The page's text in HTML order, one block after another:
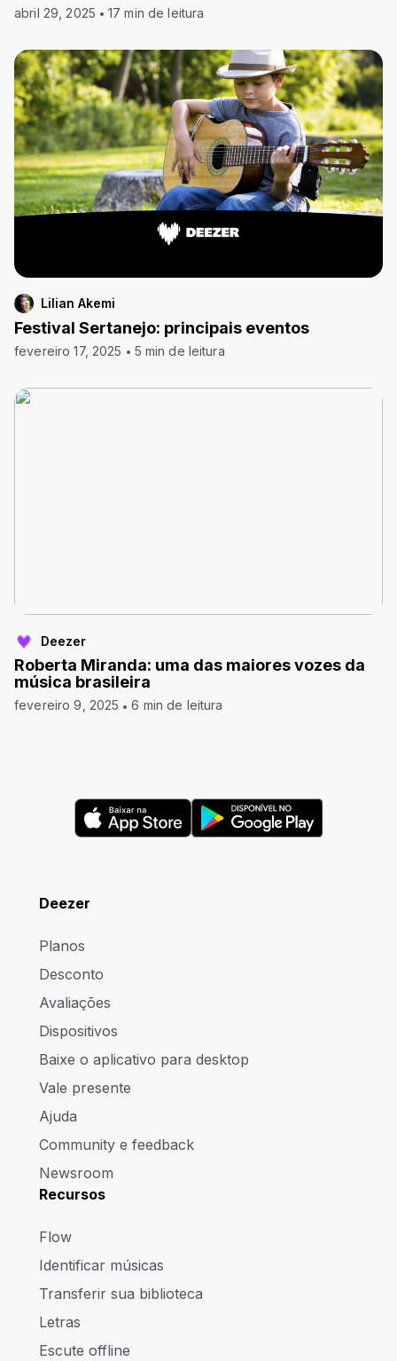
abril 29, 2025 17 min de leitura
Lilian Akemi
Festival Sertanejo: principais eventos
fevereiro 17, 2025 5 min de leitura
Deezer
Roberta Miranda: uma das maiores vozes da
música brasileira
fevereiro 9, 2025 6 min de leitura
Deezer
Planos
Desconto
Avaliações
Dispositivos
Baixe o aplicativo para desktop
Vale presente
Ajuda
Community e feedback
Newsroom
Recursos
Flow
Identificar músicas
Transferir sua biblioteca
Letras
Escute offline